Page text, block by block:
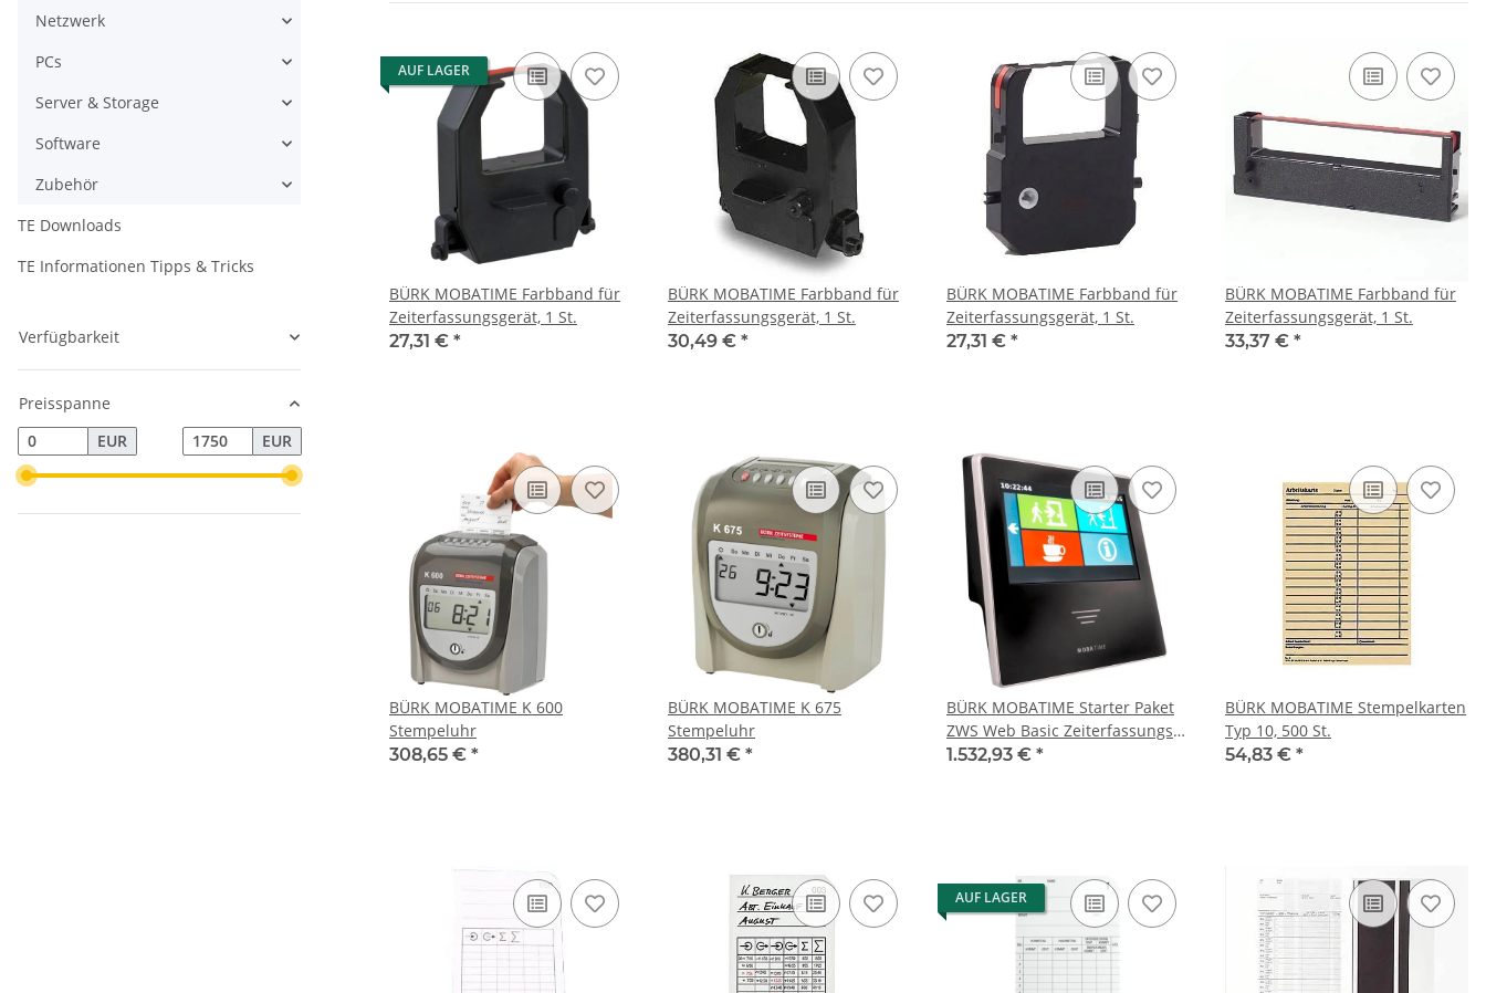
AUF LAGER
BÜRK MOBATIME Farbband für
Zeiterfassungsgerät, 1 St.
27,31 € *
BÜRK MOBATIME Farbband für
Zeiterfassungsgerät, 1 St.
30,49 € *
BÜRK MOBATIME Farbband für
Zeiterfassungsgerät, 1 St.
27,31 € *
BÜRK MOBATIME Farbband für
Zeiterfassungsgerät, 1 St.
33,37 € *
BÜRK MOBATIME K 600
Stempeluhr
308,65 € *
BÜRK MOBATIME K 675
Stempeluhr
380,31 € *
BÜRK MOBATIME Starter Paket
ZWS Web Basic Zeiterfassungs-
Komplettsystem
1.532,93 € *
BÜRK MOBATIME Stempelkarten
Typ 10, 500 St.
54,83 € *
AUF LAGER
Netzwerk
PCs
Server & Storage
Software
Zubehör
TE Downloads
TE Informationen Tipps & Tricks
Verfügbarkeit
Preisspanne
EUR
EUR